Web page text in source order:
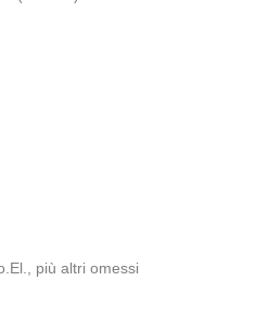
più altri omessi